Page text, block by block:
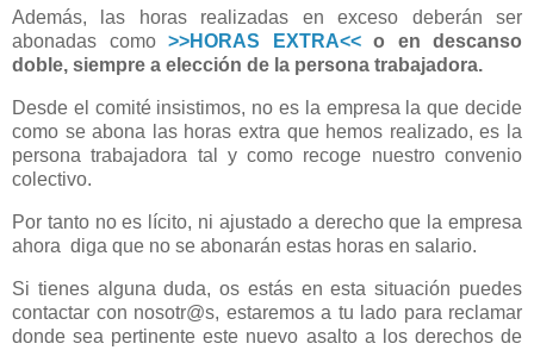
Además, las horas realizadas en exceso deberán ser
abonadas como >>HORAS EXTRA<<o en descanso
doble, siempre a elección de la persona trabajadora.
Desde el comité insistimos, no es la empresa la que decide
como se abona las horas extra que hemos realizado, es la
persona trabajadora tal y como recoge nuestro convenio
colectivo.
Por tanto no es lícito, ni ajustado a derecho que la empresa
ahora diga que no se abonarán estas horas en salario.
Si tienes alguna duda, os estás en esta situación puedes
contactar con nosotr@s, estaremos a tu lado para reclamar
donde sea pertinente este nuevo asalto a los derechos de